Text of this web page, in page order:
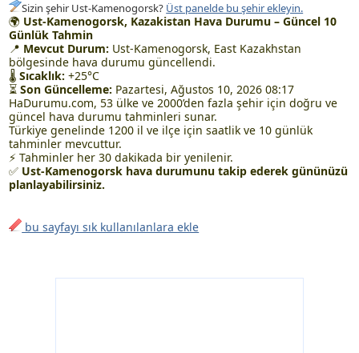
Sizin şehir Ust-Kamenogorsk? Üst panelde bu şehir ekleyin.
🌍 Ust-Kamenogorsk, Kazakistan Hava Durumu – Güncel 10
Günlük Tahmin
📍 Mevcut Durum: Ust-Kamenogorsk, East Kazakhstan
bölgesinde hava durumu güncellendi.
🌡Sıcaklık: +25°C
⏳Son Güncelleme: Pazartesi, Ağustos 10, 2026 08:17
HaDurumu.com, 53 ülke ve 2000’den fazla şehir için doğru ve
güncel hava durumu tahminleri sunar.
Türkiye genelinde 1200 il ve ilçe için saatlik ve 10 günlük
tahminler mevcuttur.
⚡ Tahminler her 30 dakikada bir yenilenir.
✅ Ust-Kamenogorsk hava durumunu takip ederek gününüzü
planlayabilirsiniz.
bu sayfayı sık kullanılanlara ekle